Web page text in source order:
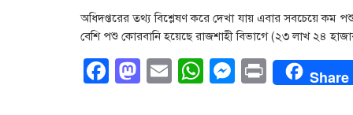
অধিদপ্তরের তথ্য বিশ্লেষণ করে দেখা যায় এবার সবচেয়ে
বেশি পশু কোরবানি হয়েছে রাজশাহী বিভাগে (২৩ লাখ ২৪
Facebook
Mastodon
EmailWhatsApp
PrintShare